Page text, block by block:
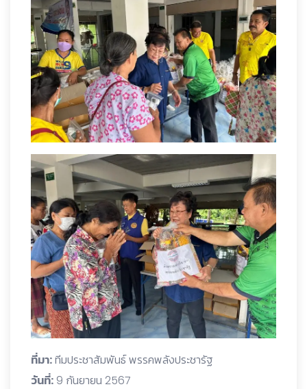
ที่มา:ทีมประชาสัมพันธ์ พรรคพลังประชารัฐ
วันที่: 9 กันยายน 2567